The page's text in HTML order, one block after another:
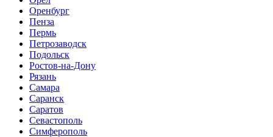
Оренбург
Пенза
Пермь
Петрозаводск
Подольск
Ростов-на-Дону
Рязань
Самара
Саранск
Саратов
Севастополь
Симферополь